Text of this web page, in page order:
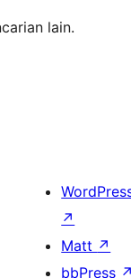
lain.
↗
Matt ↗
bbPress ↗